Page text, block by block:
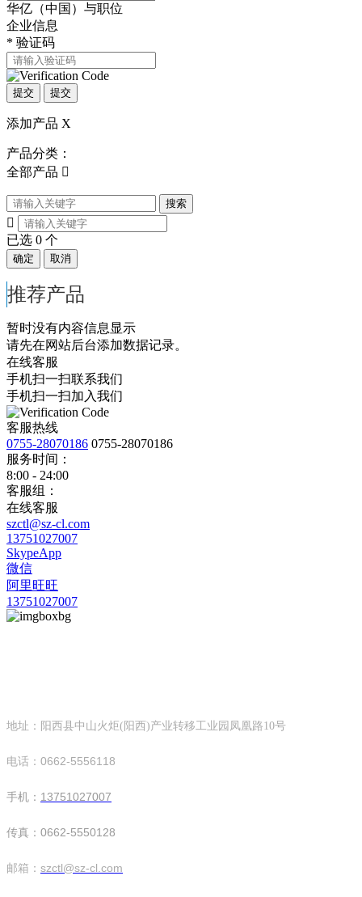
华亿（中国）与职位
企业信息
* 验证码
提交 提交
添加产品 X
产品分类：
全部产品 
搜索

已选 0 个
确定 取消
推荐产品
暂时没有内容信息显示
请先在网站后台添加数据记录。
在线客服
手机扫一扫联系我们
手机扫一扫加入我们
客服热线
0755-28070186 0755-28070186
服务时间：
8:00 - 24:00
客服组：
在线客服
szctl@sz-cl.com
13751027007
SkypeApp
微信
阿里旺旺
13751027007
地址：阳西县中山火炬(阳西)产业转移工业园凤凰路10号
电话：0662-5556118
手机： 13751027007
传真：0662-5550128
邮箱： szctl@sz-cl.com